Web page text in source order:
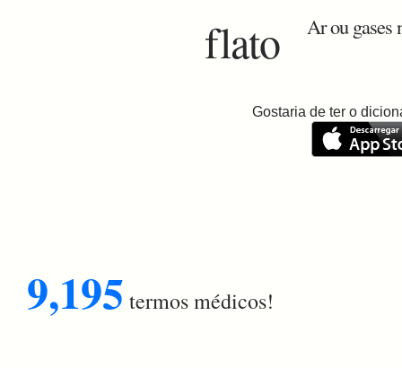
flato Ar ou gases
Gostaria de ter o
9,195 termos médicos!